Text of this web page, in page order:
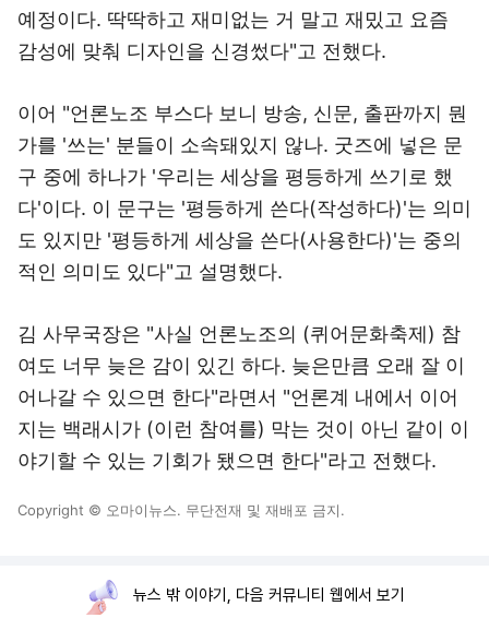
예정이다. 딱딱하고 재미없는 거 말고 재밌고 요즘
감성에 맞춰 디자인을 신경썼다"고 전했다.
이어 "언론노조 부스다 보니 방송, 신문, 출판까지 뭔
가를 '쓰는' 분들이 소속돼있지 않나. 굿즈에 넣은 문
구 중에 하나가 '우리는 세상을 평등하게 쓰기로 했
다'이다. 이 문구는 '평등하게 쓴다(작성하다)'는 의미
도 있지만 '평등하게 세상을 쓴다(사용한다)'는 중의
적인 의미도 있다"고 설명했다.
김 사무국장은 "사실 언론노조의 (퀴어문화축제) 참
여도 너무 늦은 감이 있긴 하다. 늦은만큼 오래 잘 이
어나갈 수 있으면 한다"라면서 "언론계 내에서 이어
지는 백래시가 (이런 참여를) 막는 것이 아닌 같이 이
야기할 수 있는 기회가 됐으면 한다"라고 전했다.
Copyright © 오마이뉴스. 무단전재 및 재배포 금지.
뉴스 밖 이야기, 다음 커뮤니티 웹에서 보기